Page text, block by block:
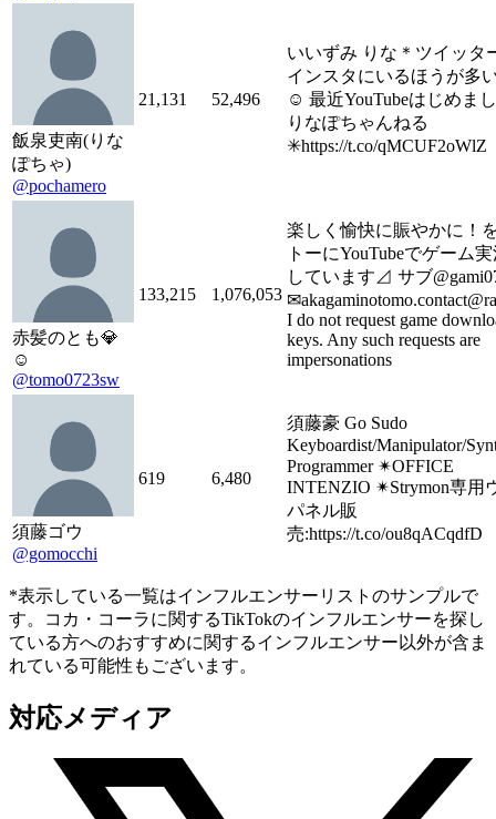
飯泉吏南(りな
ぽちゃ)
@pochamero
21,131 52,496
いいずみ りな＊ツイッタ
インスタにいるほうが多
☺︎ 最近YouTubeはじめま
りなぽちゃんねる
✳︎https://t.co/qMCUF2oWlZ
赤髪のとも💎
☺︎
@tomo0723sw
133,215 1,076,053
楽しく愉快に賑やかに！
トーにYouTubeでゲーム
しています⊿ サブ
I do not request game
keys. Any such requests are
impersonations
須藤ゴウ
@gomocchi
619 6,480
須藤豪 Go Sudo
Keyboardist/Manipulator/
Programmer ✴︎OFFICE
INTENZIO ✴︎Strymon専用
パネル販
売:https://t.co/ou8qACqdfD
*表示している一覧はインフルエンサーリストのサンプルで
す。コカ・コーラに関するTikTokのインフルエンサーを探し
ている方へのおすすめに関するインフルエンサー以外が含ま
れている可能性もございます。
対応メディア